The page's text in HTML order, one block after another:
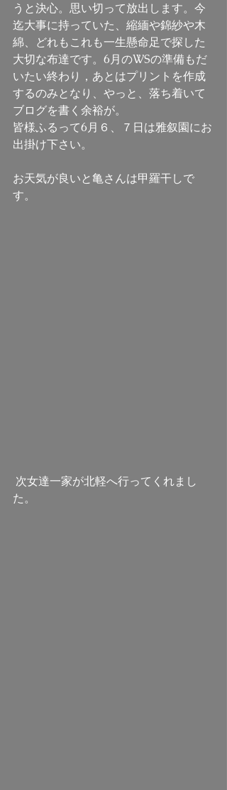
うと決心。思い切って放出します。今
迄大事に持っていた、縮緬や錦紗や木
綿、どれもこれも一生懸命足で探した
大切な布達です。6月のWSの準備もだ
いたい終わり，あとはプリントを作成
するのみとなり、やっと、落ち着いて
ブログを書く余裕が。
皆様ふるって6月６、７日は雅叙園にお
出掛け下さい。
お天気が良いと亀さんは甲羅干しで
す。
た。